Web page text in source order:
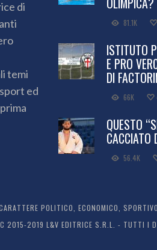
di
temi
ed
81.1K
ISTITUTO
E PRO
DI
66K
QUESTO
CACCIATO
56.4K
POLITICO, ECONOMICO,
2019 L&V EDITRICE S.R.L. - TUTTI I